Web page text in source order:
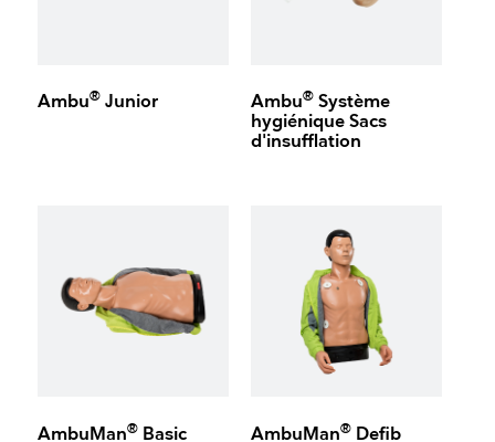
Ambu® Junior Ambu®Système
hygiénique Sacs
d'insufflation
AmbuMan® Basic AmbuMan®Defib